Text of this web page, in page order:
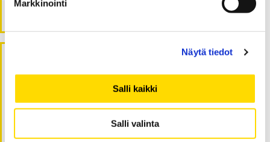
Markkinointi
Näytä tiedot
Salli kaikki
Salli valinta
ETSI: Haku
Viimeisimmät artikkelit
Crew performance begins beyond the cockpit